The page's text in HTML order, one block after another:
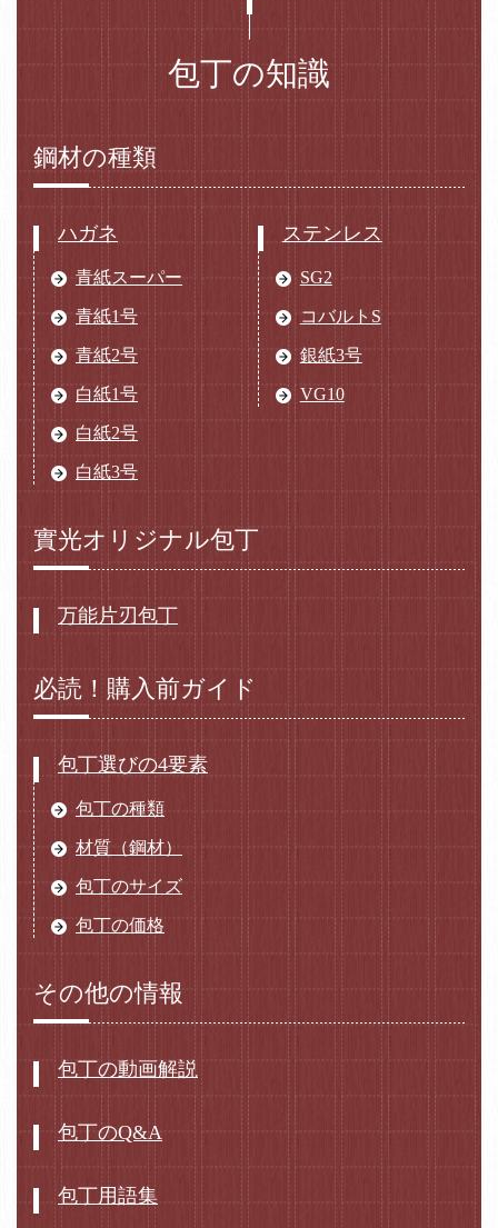
包丁の知識
鋼材の種類
ハガネ
青紙スーパー
青紙1号
青紙2号
白紙1号
白紙2号
白紙3号
ステンレス
SG2
コバルトS
銀紙3号
VG10
實光オリジナル包丁
万能片刃包丁
必読！購入前ガイド
包丁選びの4要素
包丁の種類
材質（鋼材）
包丁のサイズ
包丁の価格
その他の情報
包丁の動画解説
包丁のQ&A
包丁用語集